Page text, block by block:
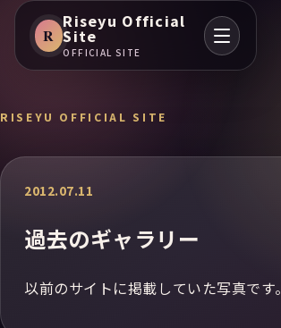
R
Riseyu Official
Site
OFFICIAL SITE
RISEYU OFFICIAL SITE
2012.07.11
過去のギャラリー
以前のサイトに掲載していた写真です。